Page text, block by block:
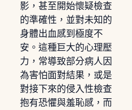
影，甚至開始懷疑檢查
的準確性，並對未知的
身體出血感到極度不
安。這種巨大的心理壓
力，常導致部分病人因
為害怕面對結果，或是
對接下來的侵入性檢查
抱有恐懼與羞恥感，而